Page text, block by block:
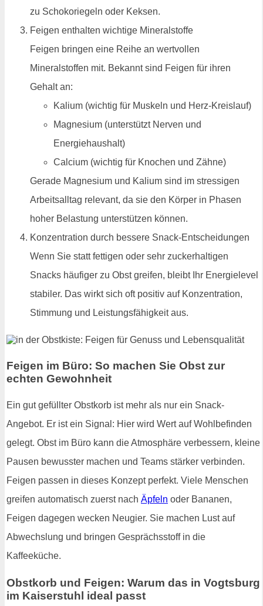
zu Schokoriegeln oder Keksen.
Feigen enthalten wichtige Mineralstoffe
Feigen bringen eine Reihe an wertvollen
Mineralstoffen mit. Bekannt sind Feigen für ihren
Gehalt an:
Kalium (wichtig für Muskeln und Herz-Kreislauf)
Magnesium (unterstützt Nerven und
Energiehaushalt)
Calcium (wichtig für Knochen und Zähne)
Gerade Magnesium und Kalium sind im stressigen
Arbeitsalltag relevant, da sie den Körper in Phasen
hoher Belastung unterstützen können.
Konzentration durch bessere Snack-Entscheidungen
Wenn Sie statt fettigen oder sehr zuckerhaltigen
Snacks häufiger zu Obst greifen, bleibt Ihr Energielevel
stabiler. Das wirkt sich oft positiv auf Konzentration,
Stimmung und Leistungsfähigkeit aus.
Feigen im Büro: So machen Sie Obst zur
echten Gewohnheit
Ein gut gefüllter Obstkorb ist mehr als nur ein Snack-
Angebot. Er ist ein Signal: Hier wird Wert auf Wohlbefinden
gelegt. Obst im Büro kann die Atmosphäre verbessern, kleine
Pausen bewusster machen und Teams stärker verbinden.
Feigen passen in dieses Konzept perfekt. Viele Menschen
greifen automatisch zuerst nach Äpfeln oder Bananen,
Feigen dagegen wecken Neugier. Sie machen Lust auf
Abwechslung und bringen Gesprächsstoff in die
Kaffeeküche.
Obstkorb und Feigen: Warum das in Vogtsburg
im Kaiserstuhl ideal passt